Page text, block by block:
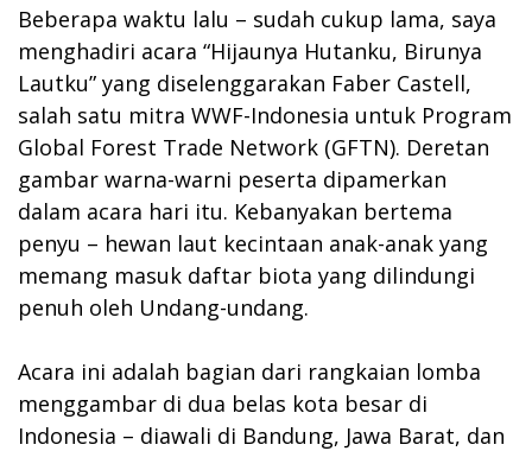
Beberapa waktu lalu – sudah cukup lama, saya
menghadiri acara “Hijaunya Hutanku, Birunya
Lautku” yang diselenggarakan Faber Castell,
salah satu mitra WWF-Indonesia untuk Program
Global Forest Trade Network (GFTN). Deretan
gambar warna-warni peserta dipamerkan
dalam acara hari itu. Kebanyakan bertema
penyu – hewan laut kecintaan anak-anak yang
memang masuk daftar biota yang dilindungi
penuh oleh Undang-undang.
Acara ini adalah bagian dari rangkaian lomba
menggambar di dua belas kota besar di
Indonesia – diawali di Bandung, Jawa Barat, dan